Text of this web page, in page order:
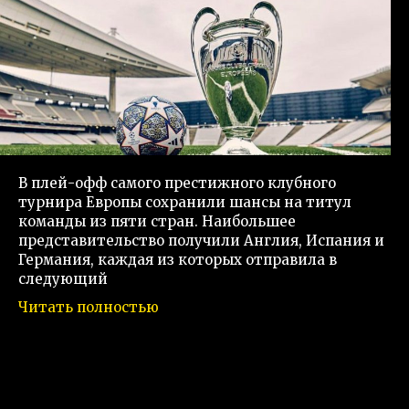
В плей-офф самого престижного клубного
турнира Европы сохранили шансы на титул
команды из пяти стран. Наибольшее
представительство получили Англия, Испания и
Германия, каждая из которых отправила в
следующий
Читать полностью